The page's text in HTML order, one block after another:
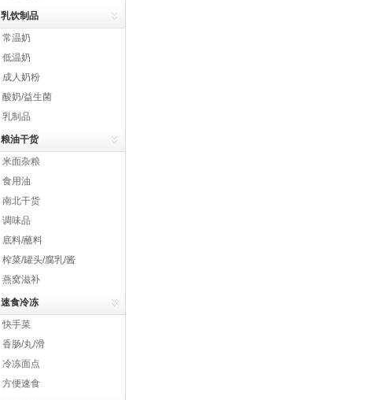
乳饮制品
常温奶
低温奶
成人奶粉
酸奶/益生菌
乳制品
粮油干货
米面杂粮
食用油
南北干货
调味品
底料/蘸料
榨菜/罐头/腐乳/酱
燕窝滋补
速食冷冻
快手菜
香肠/丸/滑
冷冻面点
方便速食